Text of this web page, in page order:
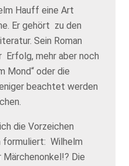
Hauff eine Art
Er gehört zu den
Sein Roman
Erfolg, mehr aber noch
Mond“ oder die
beachtet werden
die Vorzeichen
formuliert: Wilhelm
Die